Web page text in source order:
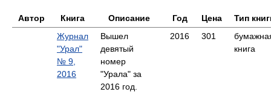
Автор Книга Описание Год Цена
Тип
Журнал
"Урал"
№ 9,
2016
Вышел
девятый
номер
"Урала" за
2016 год.
2016 301
книга